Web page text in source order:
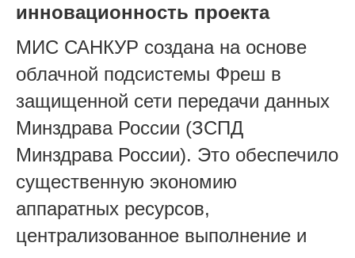
инновационность проекта
МИС САНКУР создана на основе
облачной подсистемы Фреш в
защищенной сети передачи данных
Минздрава России (ЗСПД
Минздрава России). Это обеспечило
существенную экономию
аппаратных ресурсов,
централизованное выполнение и